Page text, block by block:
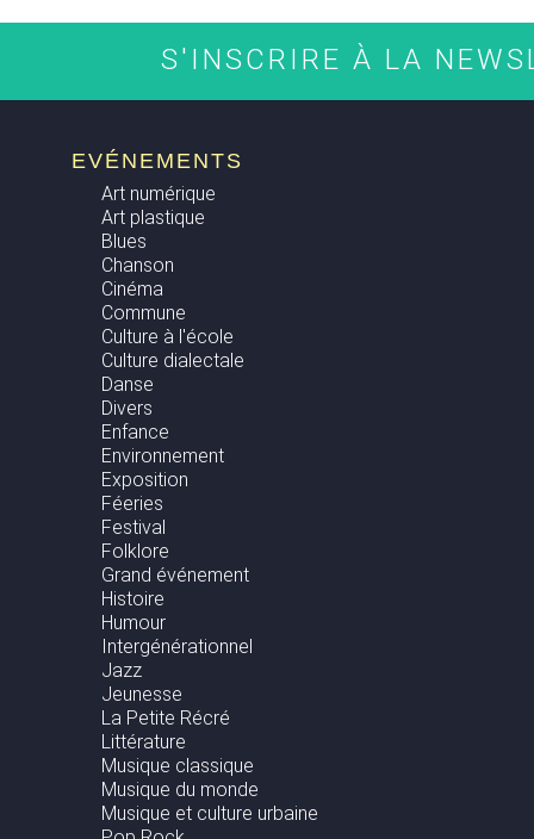
S'INSCRIRE À LA
EVÉNEMENTS
Art numérique
Art plastique
Blues
Chanson
Cinéma
Commune
Culture à l'école
Culture dialectale
Danse
Divers
Enfance
Environnement
Exposition
Féeries
Festival
Folklore
Grand événement
Histoire
Humour
Intergénérationnel
Jazz
Jeunesse
La Petite Récré
Littérature
Musique classique
Musique du monde
Musique et culture urbaine